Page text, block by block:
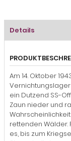
Details
Am 14. Oktober
ein Dutzend SS-
Zaun nieder und
rettenden Wälder.
es, bis zum